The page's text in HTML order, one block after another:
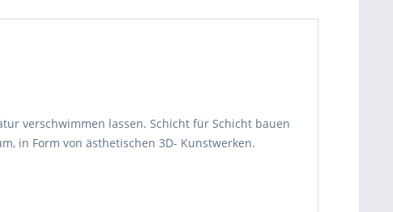
verschwimmen lassen. Schicht für Schicht bauen
in Form von ästhetischen 3D- Kunstwerken.